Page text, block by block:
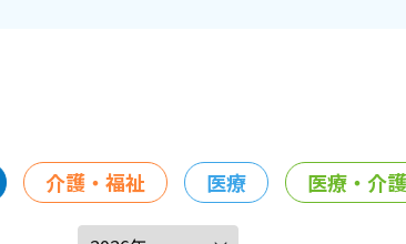
介護・福祉 医療 医療・介